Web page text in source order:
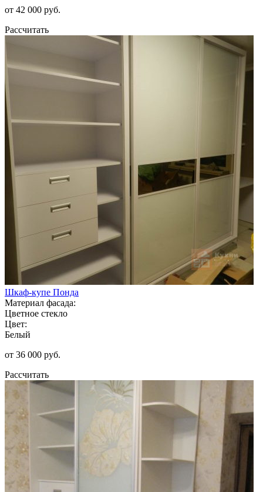
от 42 000 руб.
Рассчитать
Шкаф-купе Понда
Материал фасада:
Цветное стекло
Цвет:
Белый
от 36 000 руб.
Рассчитать